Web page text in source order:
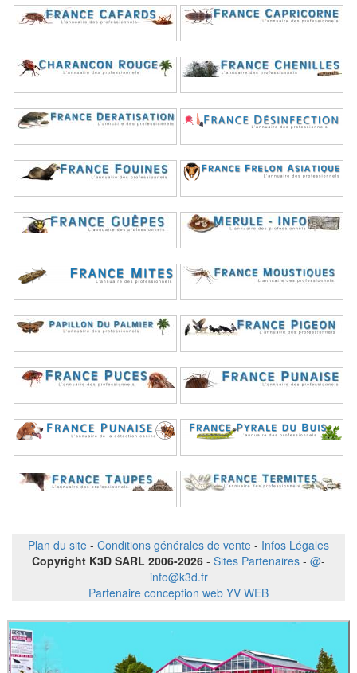
Plan du site - Conditions générales de vente - Infos Légales
Copyright K3D SARL 2006-2026 - Sites Partenaires - @-
info@k3d.fr
Partenaire conception web YV WEB